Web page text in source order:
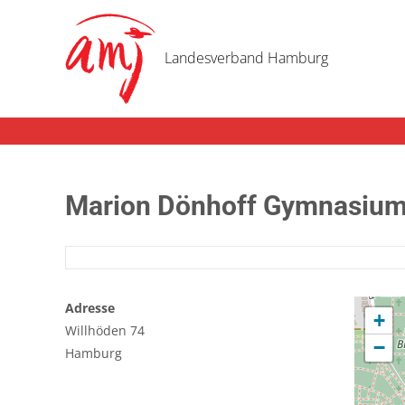
Landesverband Hamburg
Marion Dönhoff
+
−
Adresse
Willhöden 74
Hamburg